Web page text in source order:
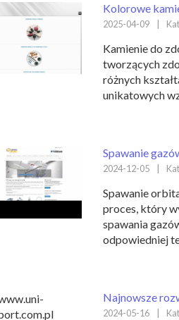
Kolorowe
2025-04-09
Kamienie do
tworzących
różnych
unikatowych
Spawanie
2024-12-05
Spawanie
proces, który
spawania
odpowiedniej
Najnowsze
2024-05-16